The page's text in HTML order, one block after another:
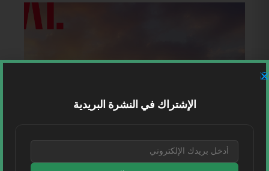
الإشتراك في النشرة البريدية